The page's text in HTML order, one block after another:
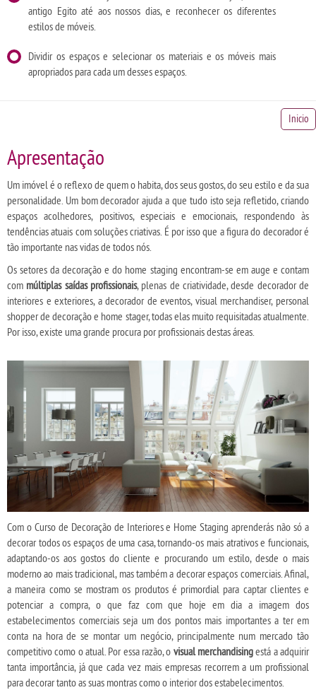
antigo Egito até aos nossos dias, e reconhecer os diferentes
estilos de móveis.
Dividir os espaços e selecionar os materiais e os móveis mais
apropriados para cada um desses espaços.
Inicio
Apresentação
Um imóvel é o reflexo de quem o habita, dos seus gostos, do seu estilo e da sua
personalidade. Um bom decorador ajuda a que tudo isto seja refletido, criando
espaços acolhedores, positivos, especiais e emocionais, respondendo às
tendências atuais com soluções criativas. É por isso que a figura do decorador é
tão importante nas vidas de todos nós.
Os setores da decoração e do home staging encontram-se em auge e contam
com múltiplas saídas profissionais, plenas de criatividade, desde decorador de
interiores e exteriores, a decorador de eventos, visual merchandiser, personal
shopper de decoração e home stager, todas elas muito requisitadas atualmente.
Por isso, existe uma grande procura por profissionais destas áreas.
Com o Curso de Decoração de Interiores e Home Staging aprenderás não só a
decorar todos os espaços de uma casa, tornando-os mais atrativos e funcionais,
adaptando-os aos gostos do cliente e procurando um estilo, desde o mais
moderno ao mais tradicional, mas também a decorar espaços comerciais. Afinal,
a maneira como se mostram os produtos é primordial para captar clientes e
potenciar a compra, o que faz com que hoje em dia a imagem dos
estabelecimentos comerciais seja um dos pontos mais importantes a ter em
conta na hora de se montar um negócio, principalmente num mercado tão
competitivo como o atual. Por essa razão, o visual merchandisingestá a adquirir
tanta importância, já que cada vez mais empresas recorrem a um profissional
para decorar tanto as suas montras como o interior dos estabelecimentos.